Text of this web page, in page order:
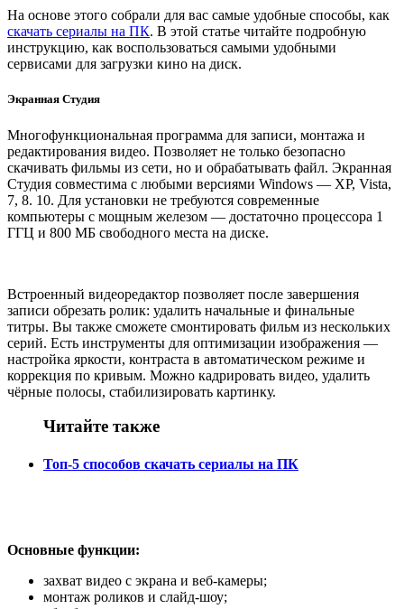
На основе этого собрали для вас самые удобные способы, как
скачать сериалы на ПК. В этой статье читайте подробную
инструкцию, как воспользоваться самыми удобными
сервисами для загрузки кино на диск.
Экранная Студия
Многофункциональная программа для записи, монтажа и
редактирования видео. Позволяет не только безопасно
скачивать фильмы из сети, но и обрабатывать файл. Экранная
Студия совместима с любыми версиями Windows — XP, Vista,
7, 8. 10. Для установки не требуются современные
компьютеры с мощным железом — достаточно процессора 1
ГГЦ и 800 МБ свободного места на диске.
Встроенный видеоредактор позволяет после завершения
записи обрезать ролик: удалить начальные и финальные
титры. Вы также сможете смонтировать фильм из нескольких
серий. Есть инструменты для оптимизации изображения —
настройка яркости, контраста в автоматическом режиме и
коррекция по кривым. Можно кадрировать видео, удалить
чёрные полосы, стабилизировать картинку.
Читайте также
Топ-5 способов скачать сериалы на ПК
Основные функции:
захват видео с экрана и веб-камеры;
монтаж роликов и слайд-шоу;